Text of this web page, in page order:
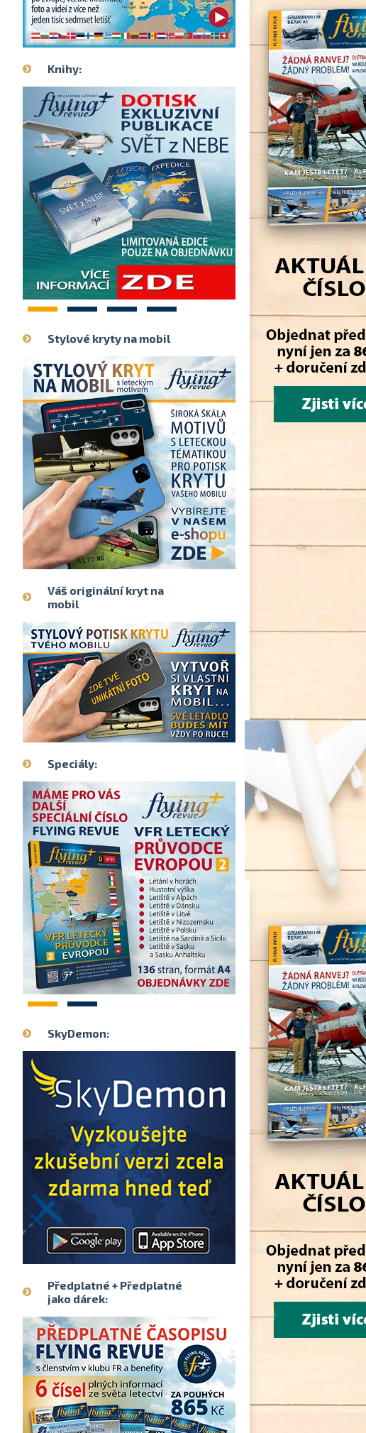
Knihy:
1 2 3 4
Stylové kryty na mobil
Váš originální kryt na
mobil
Speciály:
1 2
SkyDemon:
Předplatné + Předplatné
jako dárek: